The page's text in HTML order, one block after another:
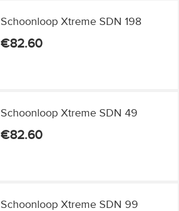
Schoonloop Xtreme SDN 198
€82.60
Schoonloop Xtreme SDN 49
€82.60
Schoonloop Xtreme SDN 99